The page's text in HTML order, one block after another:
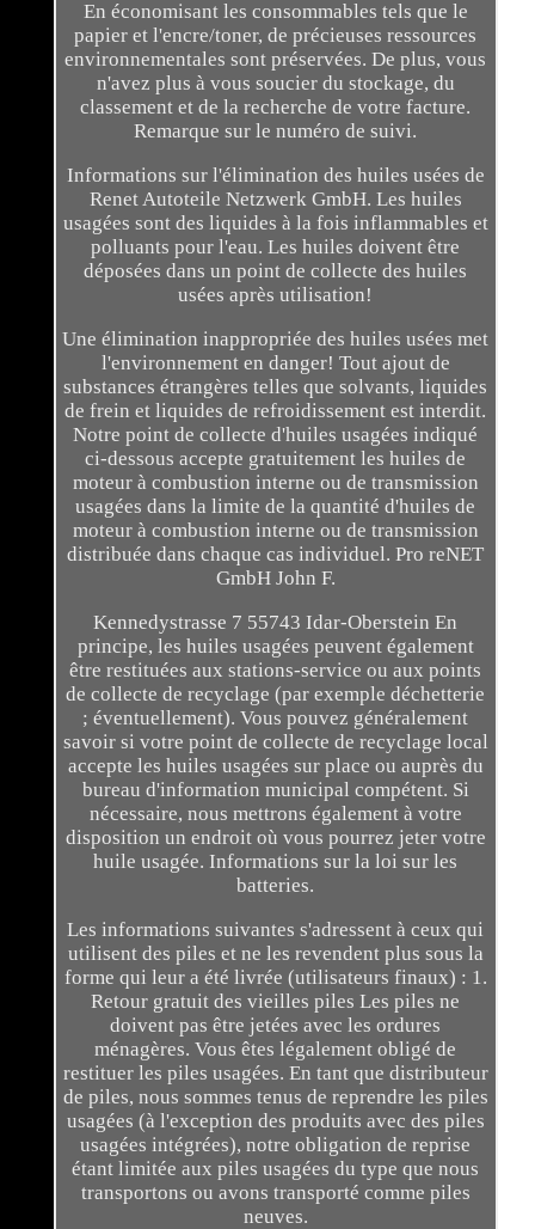
En économisant les consommables tels que le
papier et l'encre/toner, de précieuses ressources
environnementales sont préservées. De plus, vous
n'avez plus à vous soucier du stockage, du
classement et de la recherche de votre facture.
Remarque sur le numéro de suivi.
Informations sur l'élimination des huiles usées de
Renet Autoteile Netzwerk GmbH. Les huiles
usagées sont des liquides à la fois inflammables et
polluants pour l'eau. Les huiles doivent être
déposées dans un point de collecte des huiles
usées après utilisation!
Une élimination inappropriée des huiles usées met
l'environnement en danger! Tout ajout de
substances étrangères telles que solvants, liquides
de frein et liquides de refroidissement est interdit.
Notre point de collecte d'huiles usagées indiqué
ci-dessous accepte gratuitement les huiles de
moteur à combustion interne ou de transmission
usagées dans la limite de la quantité d'huiles de
moteur à combustion interne ou de transmission
distribuée dans chaque cas individuel. Pro reNET
GmbH John F.
Kennedystrasse 7 55743 Idar-Oberstein En
principe, les huiles usagées peuvent également
être restituées aux stations-service ou aux points
de collecte de recyclage (par exemple déchetterie
; éventuellement). Vous pouvez généralement
savoir si votre point de collecte de recyclage local
accepte les huiles usagées sur place ou auprès du
bureau d'information municipal compétent. Si
nécessaire, nous mettrons également à votre
disposition un endroit où vous pourrez jeter votre
huile usagée. Informations sur la loi sur les
batteries.
Les informations suivantes s'adressent à ceux qui
utilisent des piles et ne les revendent plus sous la
forme qui leur a été livrée (utilisateurs finaux) : 1.
Retour gratuit des vieilles piles Les piles ne
doivent pas être jetées avec les ordures
ménagères. Vous êtes légalement obligé de
restituer les piles usagées. En tant que distributeur
de piles, nous sommes tenus de reprendre les piles
usagées (à l'exception des produits avec des piles
usagées intégrées), notre obligation de reprise
étant limitée aux piles usagées du type que nous
transportons ou avons transporté comme piles
neuves.